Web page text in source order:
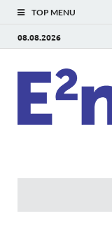
TOP MENU
08.08.2026